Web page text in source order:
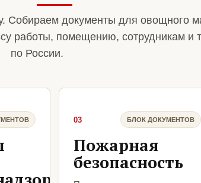
Собираем документы для овощного
работы, помещению, сотрудникам и
по России.
03 БЛОК ДОКУМЕНТОВ
Пожарная
безопасность